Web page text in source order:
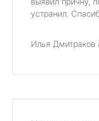
метро
метро
метро
устранил.
Илья Дмитраков